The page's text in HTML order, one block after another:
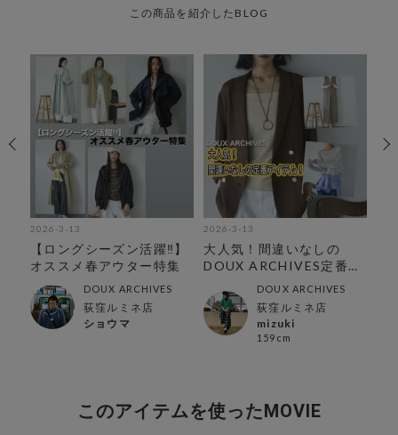
この商品を紹介したBLOG
2026-3-13
【ロングシーズン活躍‼︎】
オススメ春アウター特集
DOUX ARCHIVES
荻窪ルミネ店
ショウマ
2026-3-13
大人気！間違いなしの
DOUX ARCHIVES定番ア
DOUX ARCHIVES
荻窪ルミネ店
mizuki
159cm
このアイテムを使ったMOVIE